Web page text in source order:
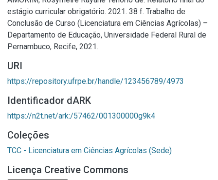
estágio curricular obrigatório. 2021. 38 f. Trabalho de
Conclusão de Curso (Licenciatura em Ciências Agrícolas) –
Departamento de Educação, Universidade Federal Rural de
Pernambuco, Recife, 2021.
URI
https://repository.ufrpe.br/handle/123456789/4973
Identificador dARK
https://n2t.net/ark:/57462/001300000g9k4
Coleções
TCC - Licenciatura em Ciências Agrícolas (Sede)
Licença Creative Commons